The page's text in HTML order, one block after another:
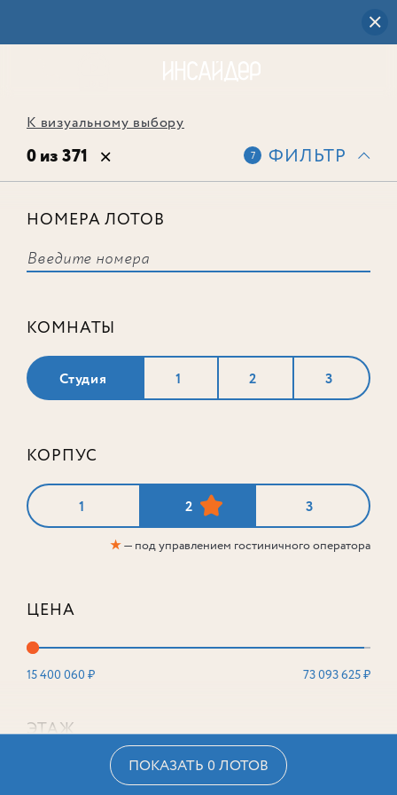
К визуальному выбору
0 из 371 7 ФИЛЬТР
НОМЕРА ЛОТОВ
КОМНАТЫ
Студия 1 2 3
КОРПУС
1 2 3
★— под управлением гостиничного оператора
ЦЕНА
15 400 060 ₽ 73 093 625 ₽
ЭТАЖ
ПОКАЗАТЬ 0 ЛОТОВ
соответствует ни одного лота